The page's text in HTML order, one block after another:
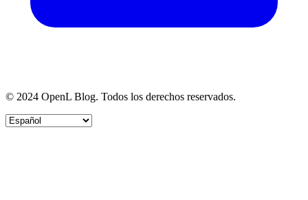
© 2024 OpenL Blog. Todos los derechos reservados.